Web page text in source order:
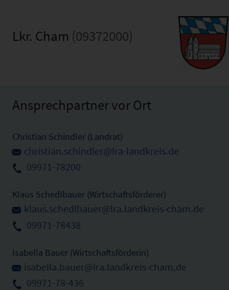
Lkr. Cham (09372000)
Ansprechpartner vor Ort
Christian Schindler (Landrat)
christian.schindler@lra-landkreis.de
09971-78200
Klaus Schedlbauer (Wirtschaftsförderer)
klaus.schedlbauer@lra.landkreis-cham.de
09971-78438
Isabella Bauer (Wirtschaftsförderin)
isabella.bauer@lra.landkreis-cham.de
09971-78-436